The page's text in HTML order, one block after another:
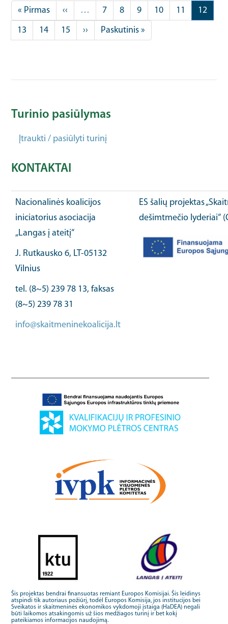
First
page
« Pirmas
Previous
page
‹‹ … Puslapis
7 Puslapis
8 Puslapis
9 Puslapis
10 Puslapis
11
Current
page
12
Puslapis
13 Puslapis
14 Puslapis
15
Next
page
››
Last
page
Paskutinis »
Turinio pasiūlymas
Įtraukti / pasiūlyti turinį
KONTAKTAI
Nacionalinės koalicijos
iniciatorius asociacija
„Langas į ateitį“
J. Rutkausko 6, LT-05132
Vilnius
tel. (8~5) 239 78 13, faksas
(8~5) 239 78 31
info@skaitmeninekoalicija.lt
ES šalių projektas
dešimtmečio lyderiai“
Šis projektas bendrai finansuotas remiant Europos Komisijai. Šis leidinys
atspindi tik autoriaus požiūrį, todėl Europos Komisija, jos institucijos bei
Sveikatos ir skaitmeninės ekonomikos vykdomoji įstaiga (HaDEA) negali
būti laikomos atsakingomis už šios medžiagos turinį ir bet kokį
pateikiamos informacijos naudojimą.